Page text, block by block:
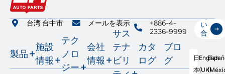
台湾 台中市 メールを表示
+886-4-
2336-9999
い
合
わ
製品
施設
情報
テク
ノロ
ジー
会社
情報
サス
テナ
ビリ
カタ
ログ
ブロ
グ
日
本
English
(UK)